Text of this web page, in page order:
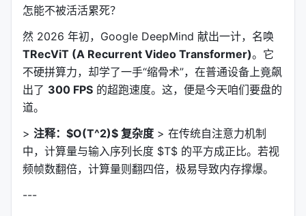
怎能不被活活累死？
然 2026 年初，Google DeepMind 献出一计，名唤
TRecViT (A Recurrent Video Transformer)。它
不硬拼算力，却学了一手“缩骨术”，在普通设备上竟飙
出了 300 FPS 的超跑速度。这，便是今天咱们要盘的
道。
> 注释：$O(T^2)$ 复杂度 > 在传统自注意力机制
中，计算量与输入序列长度 $T$ 的平方成正比。若视
频帧数翻倍，计算量则翻四倍，极易导致内存撑爆。
---